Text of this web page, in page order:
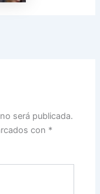
será publicada.
con *